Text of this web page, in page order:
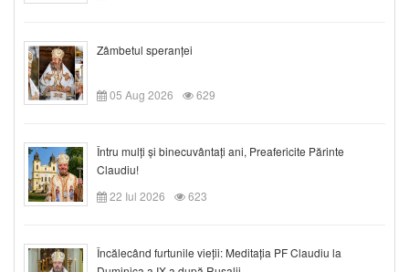
Zâmbetul speranței
05 Aug 2026 629
Întru mulți și binecuvântați ani, Preafericite Părinte
Claudiu!
22 Iul 2026
623
Încălecând furtunile vieții: Meditația PF Claudiu la